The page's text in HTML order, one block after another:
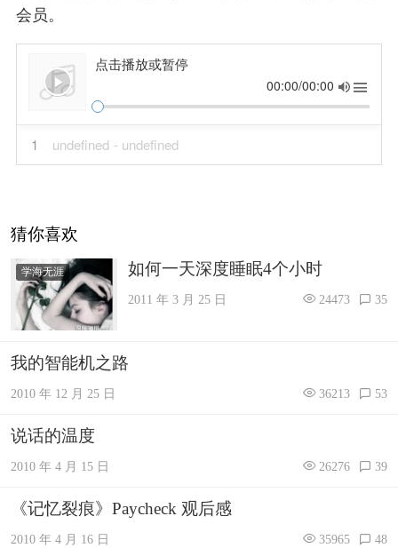
会员。
点击播放或暂停
00:00/00:00
1 undefined - undefined
猜你喜欢
学海无涯 如何一天深度睡眠4个小时
2011 年 3 月 25 日 24473 35
我的智能机之路
2010 年 12 月 25 日 36213 53
说话的温度
2010 年 4 月 15 日 26276 39
《记忆裂痕》Paycheck 观后感
2010 年 4 月 16 日 35965 48